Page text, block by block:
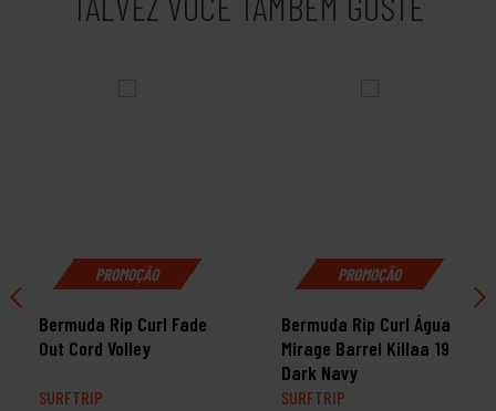
PROMOÇÃO
Bermuda Rip Curl Fade
Out Cord Volley
SURFTRIP
PROMOÇÃO
Bermuda Rip Curl Água
Mirage Barrel Killaa 19
Dark Navy
SURFTRIP